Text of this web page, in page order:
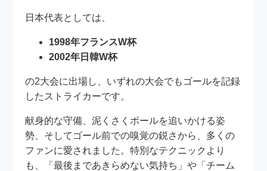
日本代表としては、
1998年フランスW杯
2002年日韓W杯
の2大会に出場し、いずれの大会でもゴールを記録
したストライカーです。
献身的な守備、泥くさくボールを追いかける姿
勢、そしてゴール前での嗅覚の鋭さから、多くの
ファンに愛されました。特別なテクニックより
も、「最後まであきらめない気持ち」や「チーム